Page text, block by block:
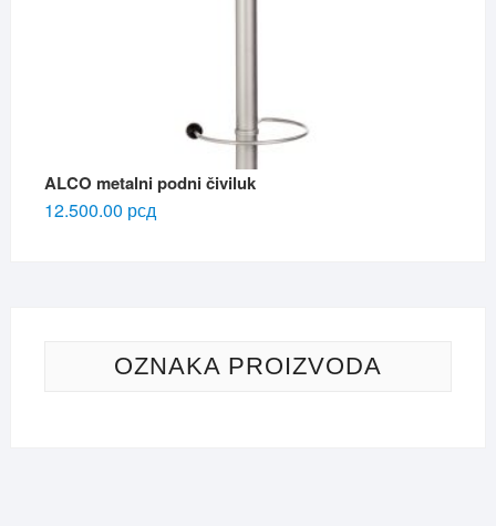
ALCO metalni podni čiviluk
12.500.00 рсд
OZNAKA PROIZVODA